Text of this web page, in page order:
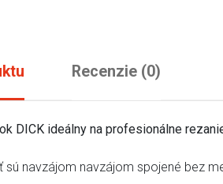
Recenzie (0)
DICK ideálny na profesionálne
sú navzájom navzájom spojené bez